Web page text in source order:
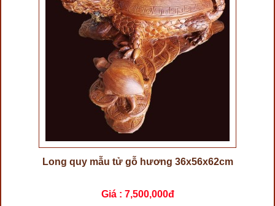
Long quy mẫu tử gỗ hương 36x56x62cm
Giá : 7,500,000đ